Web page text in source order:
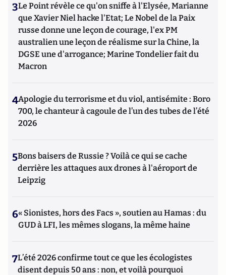
3Le Point révèle ce qu'on sniffe à l'Elysée, Marianne
que Xavier Niel hacke l'Etat; Le Nobel de la Paix
russe donne une leçon de courage, l'ex PM
australien une leçon de réalisme sur la Chine, la
DGSE une d'arrogance; Marine Tondelier fait du
Macron
4Apologie du terrorisme et du viol, antisémite : Boro
700, le chanteur à cagoule de l’un des tubes de l’été
2026
5Bons baisers de Russie ? Voilà ce qui se cache
derrière les attaques aux drones à l'aéroport de
Leipzig
6« Sionistes, hors des Facs », soutien au Hamas : du
GUD à LFI, les mêmes slogans, la même haine
7L’été 2026 confirme tout ce que les écologistes
disent depuis 50 ans : non, et voilà pourquoi